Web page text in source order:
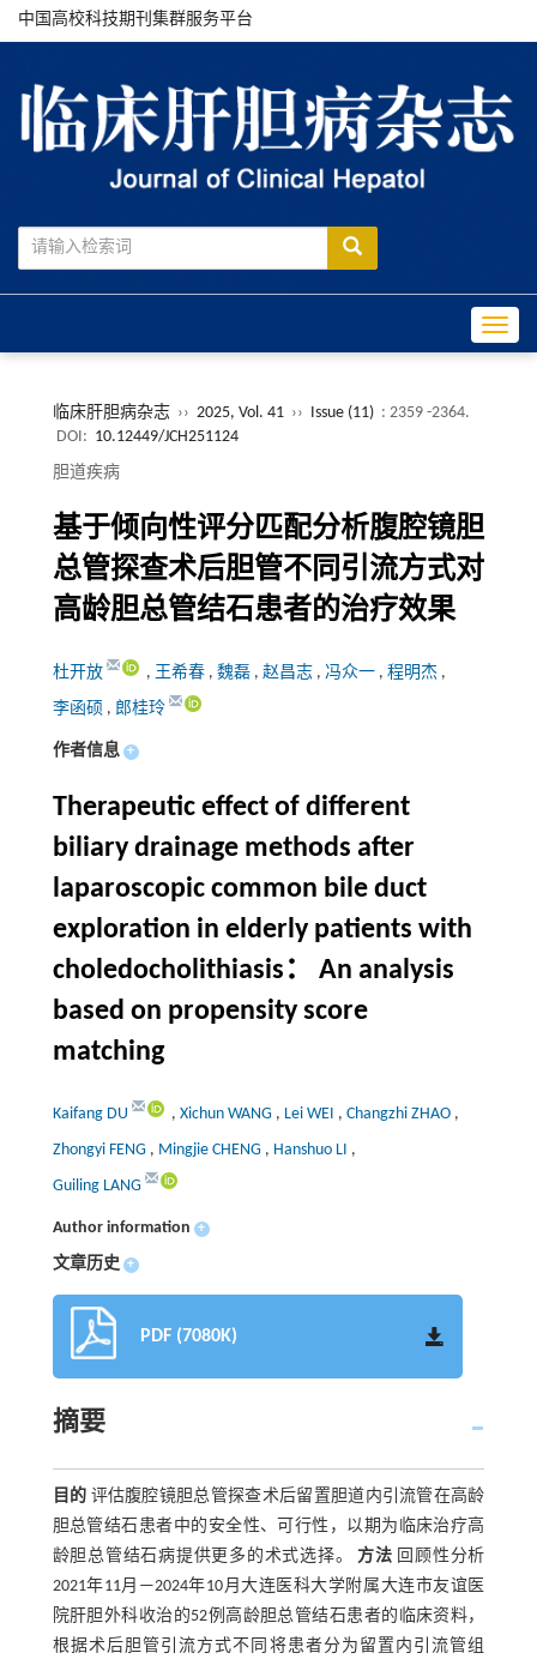
中国高校科技期刊集群服务平台
临床肝胆病杂志 ›› 2025, Vol. 41 ›› Issue (11) : 2359 -2364.
DOI: 10.12449/JCH251124
胆道疾病
基于倾向性评分匹配分析腹腔镜胆
总管探查术后胆管不同引流方式对
高龄胆总管结石患者的治疗效果
杜开放 , 王希春 , 魏磊 , 赵昌志 , 冯众一 , 程明杰 ,
李函硕 , 郎桂玲
作者信息 +
Therapeutic effect of different
biliary drainage methods after
laparoscopic common bile duct
exploration in elderly patients with
choledocholithiasis： An analysis
based on propensity score
matching
Kaifang DU , Xichun WANG , Lei WEI , Changzhi ZHAO ,
Zhongyi FENG , Mingjie CHENG , Hanshuo LI ,
Guiling LANG
Author information +
文章历史 +
PDF (7080K)
摘要
目的 评估腹腔镜胆总管探查术后留置胆道内引流管在高龄
胆总管结石患者中的安全性、可行性，以期为临床治疗高
龄胆总管结石病提供更多的术式选择。 方法 回顾性分析
2021年11月—2024年10月大连医科大学附属大连市友谊医
院肝胆外科收治的52例高龄胆总管结石患者的临床资料，
根据术后胆管引流方式不同将患者分为留置内引流管组